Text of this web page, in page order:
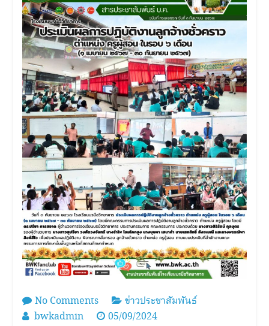
No Commentson
โรงเรียน
ข่าวประชาสัมพันธ์
bwkadmin
05/09/2024